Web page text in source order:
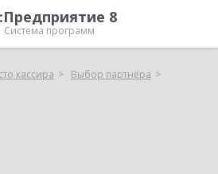
8
Система программ
кассира
Выбор партнёра